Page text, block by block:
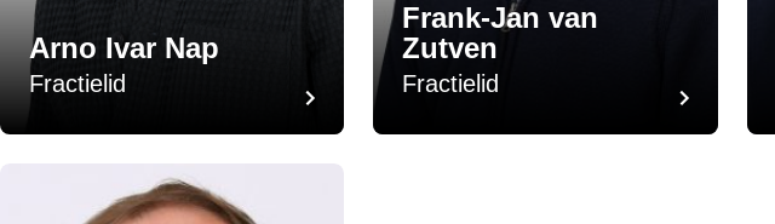
Arno Ivar Nap
Fractielid
Frank-Jan van
Zutven
Fractielid